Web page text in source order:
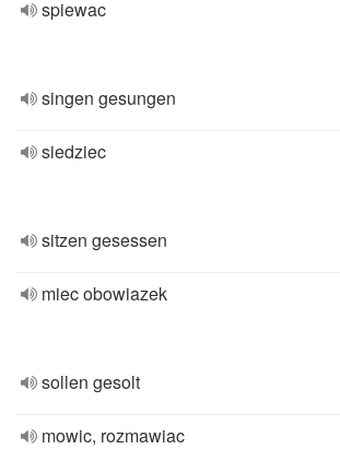
spiewac
singen gesungen
siedziec
sitzen gesessen
miec obowiazek
sollen gesolt
mowic, rozmawiac